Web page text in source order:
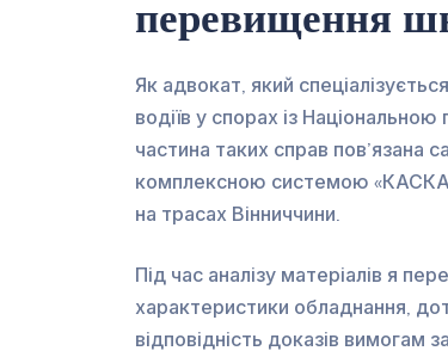
перевищення
Як адвокат, який
водіїв у спорах із
частина таких справ
комплексною системою
на трасах Вінниччини.
Під час аналізу матеріалів я
характеристики обладнання,
відповідність доказів